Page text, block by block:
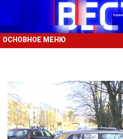
ОСНОВНОЕ МЕНЮ